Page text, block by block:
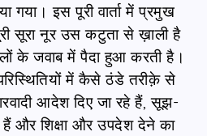
इस पूरी वार्ता में प्रमुख
सूरा नूर उस कटुता से ख़ाली है
के जवाब में पैदा हुआ करती है।
में कैसे ठंडे तरीक़े से
आदेश दिए जा रहे हैं, सूझ-
हैं और शिक्षा और उपदेश देने का